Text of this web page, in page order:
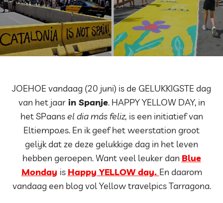
JOEHOE vandaag (20 juni) is de GELUKKIGSTE dag
van het jaarin Spanje. HAPPY YELLOW DAY, in
het SPaansel dia más feliz, is een initiatief van
Eltiempo.es. En ik geef het weerstation groot
gelijk dat ze deze gelukkige dag in het leven
hebben geroepen. Want veel leuker dan Blue
Monday is Happy YELLOW day. En daarom
vandaag een blog vol Yellow travelpics Tarragona.